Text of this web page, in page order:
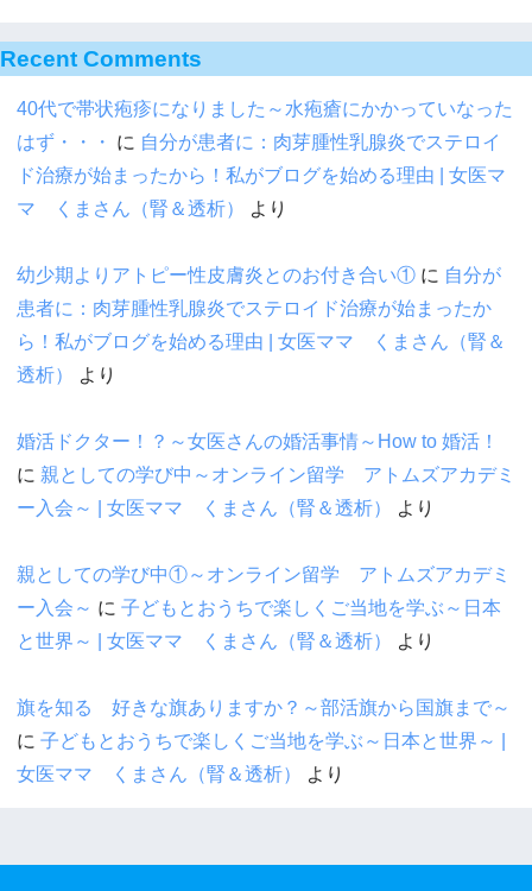
Recent Comments
40代で帯状疱疹になりました～水疱瘡にかかっていなった
はず・・・
に 自分が患者に：肉芽腫性乳腺炎でステロイ
ド治療が始まったから！私がブログを始める理由 | 女医マ
マ くまさん（腎＆透析）
より
幼少期よりアトピー性皮膚炎とのお付き合い① に 自分が
患者に：肉芽腫性乳腺炎でステロイド治療が始まったか
ら！私がブログを始める理由 | 女医ママ くまさん（腎＆
透析）
より
婚活ドクター！？～女医さんの婚活事情～How to 婚活！
に 親としての学び中～オンライン留学 アトムズアカデミ
ー入会～ | 女医ママ くまさん（腎＆透析）
より
親としての学び中①～オンライン留学 アトムズアカデミ
ー入会～ に 子どもとおうちで楽しくご当地を学ぶ～日本
と世界～ | 女医ママ くまさん（腎＆透析）
より
旗を知る 好きな旗ありますか？～部活旗から国旗まで～
に 子どもとおうちで楽しくご当地を学ぶ～日本と世界～ |
女医ママ くまさん（腎＆透析）
より